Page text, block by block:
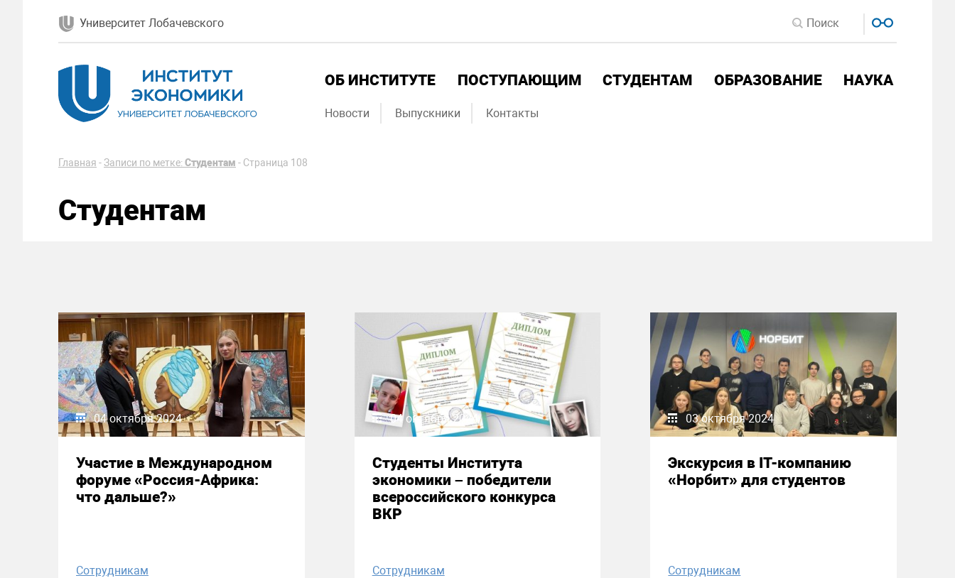
Университет Лобачевского
ОБ ИНСТИТУТЕ ПОСТУПАЮЩИМ СТУДЕНТАМ ОБРАЗОВАНИЕ НАУКА
Новости Выпускники Контакты
Главная -Записи по метке: Студентам - Страница 108
Студентам
04 октября 2024
Участие в Международном
форуме «Россия-Африка:
что дальше?»
Сотрудникам
04 октября 2024
Студенты Института
экономики – победители
всероссийского конкурса
ВКР
Сотрудникам
03 октября 2024
Экскурсия в IT-компанию
«Норбит» для студентов
Сотрудникам